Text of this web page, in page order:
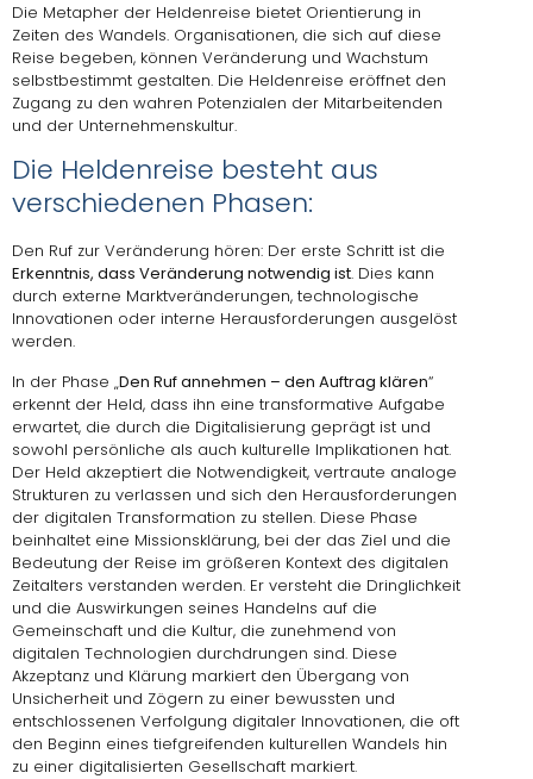
Die Metapher der Heldenreise bietet Orientierung in
Zeiten des Wandels. Organisationen, die sich auf diese
Reise begeben, können Veränderung und Wachstum
selbstbestimmt gestalten. Die Heldenreise eröffnet den
Zugang zu den wahren Potenzialen der Mitarbeitenden
und der Unternehmenskultur.
Die Heldenreise besteht aus
verschiedenen Phasen:
Den Ruf zur Veränderung hören: Der erste Schritt ist die
Erkenntnis, dass Veränderung notwendig ist. Dies kann
durch externe Marktveränderungen, technologische
Innovationen oder interne Herausforderungen ausgelöst
werden.
In der Phase „Den Ruf annehmen – den Auftrag klären“
erkennt der Held, dass ihn eine transformative Aufgabe
erwartet, die durch die Digitalisierung geprägt ist und
sowohl persönliche als auch kulturelle Implikationen hat.
Der Held akzeptiert die Notwendigkeit, vertraute analoge
Strukturen zu verlassen und sich den Herausforderungen
der digitalen Transformation zu stellen. Diese Phase
beinhaltet eine Missionsklärung, bei der das Ziel und die
Bedeutung der Reise im größeren Kontext des digitalen
Zeitalters verstanden werden. Er versteht die Dringlichkeit
und die Auswirkungen seines Handelns auf die
Gemeinschaft und die Kultur, die zunehmend von
digitalen Technologien durchdrungen sind. Diese
Akzeptanz und Klärung markiert den Übergang von
Unsicherheit und Zögern zu einer bewussten und
entschlossenen Verfolgung digitaler Innovationen, die oft
den Beginn eines tiefgreifenden kulturellen Wandels hin
zu einer digitalisierten Gesellschaft markiert.